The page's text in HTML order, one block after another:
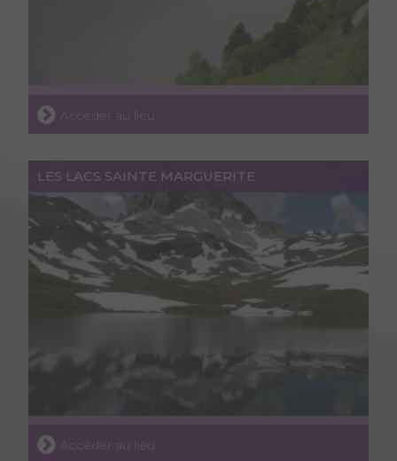
Accéder au lieu
LES LACS SAINTE MARGUERITE
Accéder au lieu